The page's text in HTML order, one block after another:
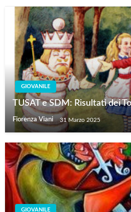
GIOVANILE
TUSAT e SDM: Risultati dei
Fiorenza Viani 31 Marzo 2025
GIOVANILE